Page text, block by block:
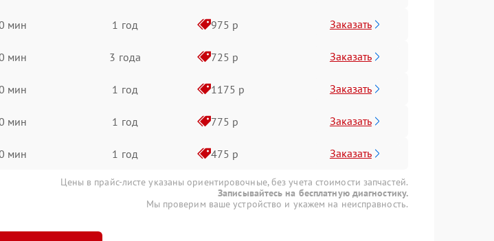
мин 1 год 975 р Заказать
мин 3 года 725 р Заказать
мин 1 год 1175 р Заказать
мин 1 год 775 р Заказать
мин 1 год 475 р Заказать
Цены в прайс-листе указаны ориентировочные, без учета стоимости запчастей.
Записывайтесь на бесплатную диагностику.
Мы проверим ваше устройство и укажем на неисправность.